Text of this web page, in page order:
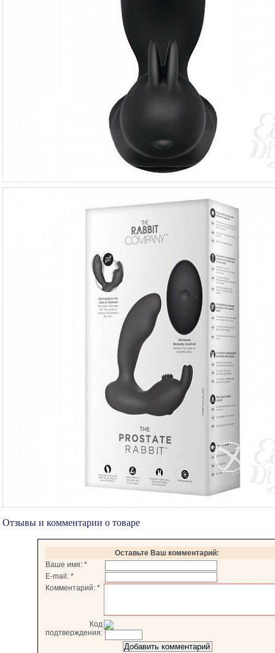
Отзывы и комментарии о товаре
Оставьте Ваш комментарий:
Ваше имя: *
E-mail: *
Комментарий: *
Код
подтверждения: